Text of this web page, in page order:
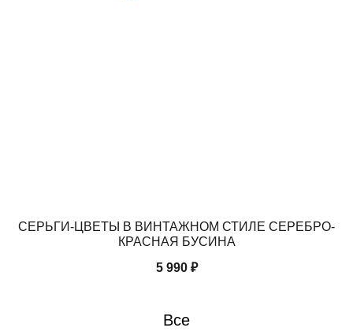
СЕРЬГИ-ЦВЕТЫ В ВИНТАЖНОМ СТИЛЕ СЕРЕБРО-
КРАСНАЯ БУСИНА
5 990 ₽
Все